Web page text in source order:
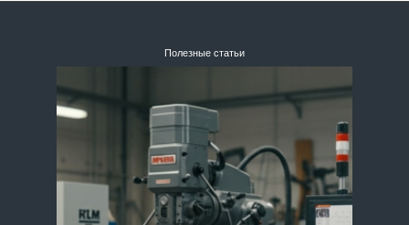
Полезные статьи